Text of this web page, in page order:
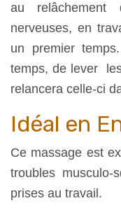
au relâchement
nerveuses, en
un premier
temps, de lever
relancera celle-ci
Idéal en
Ce massage est
troubles musculo-
prises au travail.